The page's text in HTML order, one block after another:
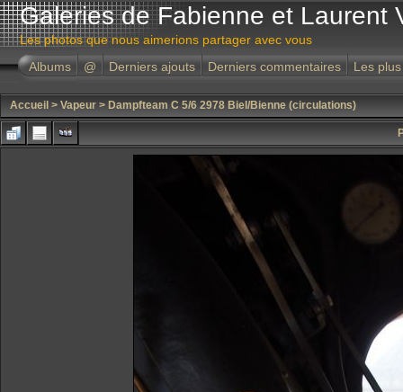
Galeries de Fabienne et Laurent
Les photos que nous aimerions partager avec vous
Albums
@ Derniers ajouts Derniers commentaires Les
Accueil > Vapeur > Dampfteam C 5/6 2978 Biel/Bienne (circulations)